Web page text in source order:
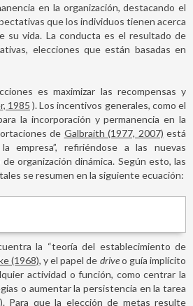
en la organización, destacando el
que los individuos tienen acerca
su vida. La conducta es el resultado de
elecciones que están basadas en
es maximizar las recompensas y
1985 ). Los incentivos generales, como el
la incorporación y permanencia en la
de Galbraith (1977, 2007) está
empresa”, refiriéndose a las nuevas
organización dinámica. Según esto, las
se resumen en la siguiente ecuación:
la “teoría del establecimiento de
(1968), y el papel de driveo guía implícito
actividad o función, como centrar la
o aumentar la persistencia en la tarea
). Para que la elección de metas resulte